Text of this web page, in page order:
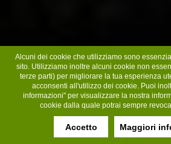
Alcuni dei cookie che utilizziamo sono
sito. Utilizziamo inoltre alcuni cookie non
terze parti) per migliorare la tua esperienza
acconsenti all'utilizzo dei cookie. Puoi
informazioni" per visualizzare la nostra
cookie dalla quale potrai sempre
Accetto Maggiori